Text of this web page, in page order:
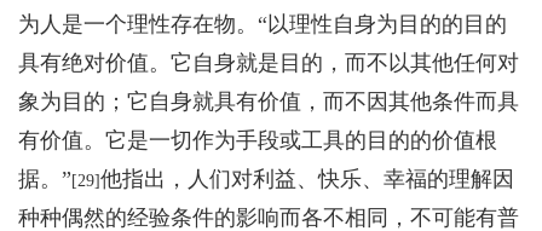
为人是一个理性存在物。“以理性自身为目的的目的
具有绝对价值。它自身就是目的，而不以其他任何对
象为目的；它自身就具有价值，而不因其他条件而具
有价值。它是一切作为手段或工具的目的的价值根
据。” [29]他指出，人们对利益、快乐、幸福的理解因
种种偶然的经验条件的影响而各不相同，不可能有普